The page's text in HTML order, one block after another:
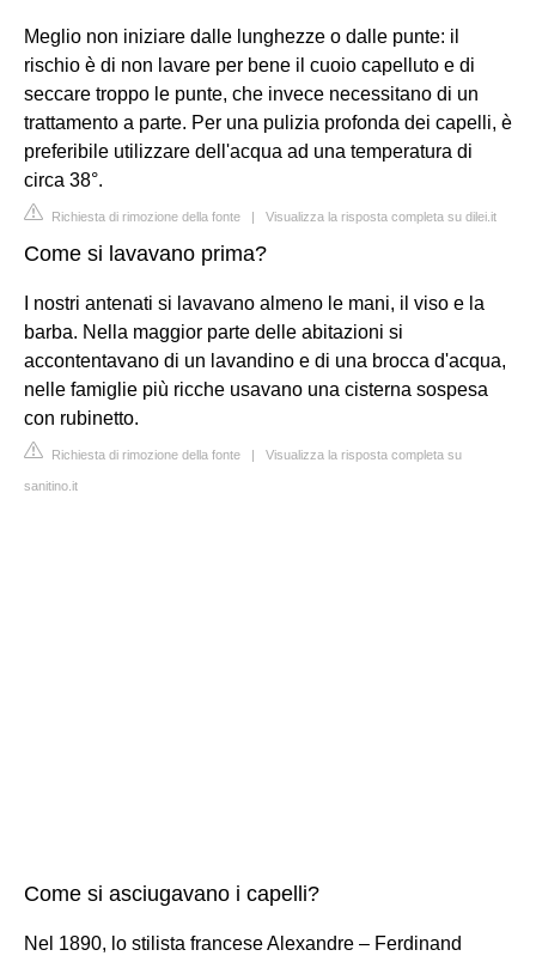
Meglio non iniziare dalle lunghezze o dalle punte: il
rischio è di non lavare per bene il cuoio capelluto e di
seccare troppo le punte, che invece necessitano di un
trattamento a parte. Per una pulizia profonda dei capelli, è
preferibile utilizzare dell'acqua ad una temperatura di
circa 38°.
Richiesta di rimozione della fonte | Visualizza la risposta completa su dilei.it
Come si lavavano prima?
I nostri antenati si lavavano almeno le mani, il viso e la
barba. Nella maggior parte delle abitazioni si
accontentavano di un lavandino e di una brocca d'acqua,
nelle famiglie più ricche usavano una cisterna sospesa
con rubinetto.
Richiesta di rimozione della fonte | Visualizza la risposta completa su
sanitino.it
Come si asciugavano i capelli?
Nel 1890, lo stilista francese Alexandre – Ferdinand